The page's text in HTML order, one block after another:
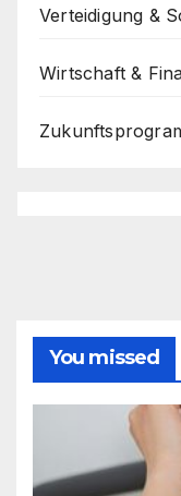
Verteidigung &
Wirtschaft &
You missed